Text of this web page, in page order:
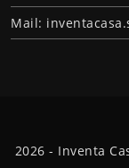
Mail:
2026 - Inventa